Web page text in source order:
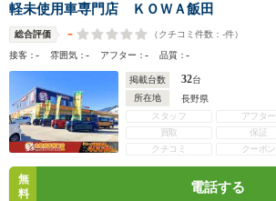
軽未使用車専門店 ＫＯＷＡ飯田
総合評価 - （クチコミ件数： -件）
接客：- 雰囲気：- アフター：- 品質：-
掲載台数 32台
所在地
長野県
スタッフ
アフター
買取
保証
クチコミ
クーポン
無
料
電話する